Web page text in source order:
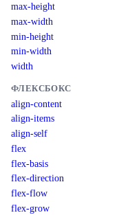
max-height
max-width
min-height
min-width
width
ФЛЕКСБОКС
align-content
align-items
align-self
flex
flex-basis
flex-direction
flex-flow
flex-grow